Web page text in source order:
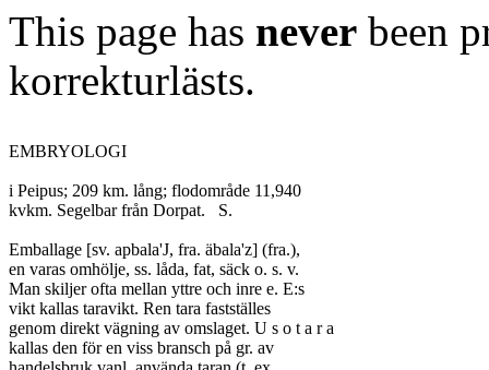
This page has never been
korrekturlästs.
EMBRYOLOGI
i Peipus; 209 km. lång; flodområde 11,940
kvkm. Segelbar från Dorpat.	S.
Emballage [sv. apbala'J, fra. äbala'z] (fra.),
en varas omhölje, ss. låda, fat, säck o. s. v.
Man skiljer ofta mellan yttre och inre e. E:s
vikt kallas taravikt. Ren tara fastställes
genom direkt vägning av omslaget. U s o t a r a
kallas den för en viss bransch på gr. av